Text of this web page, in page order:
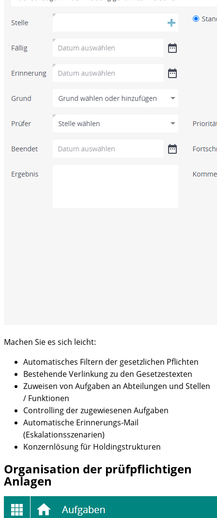
Machen Sie es sich leicht:
Automatisches Filtern der gesetzlichen Pflichten
Bestehende Verlinkung zu den Gesetzestexten
Zuweisen von Aufgaben an Abteilungen und Stellen
/ Funktionen
Controlling der zugewiesenen Aufgaben
Automatische Erinnerungs-Mail
(Eskalationsszenarien)
Konzernlösung für Holdingstrukturen
Organisation der prüfpflichtigen
Anlagen